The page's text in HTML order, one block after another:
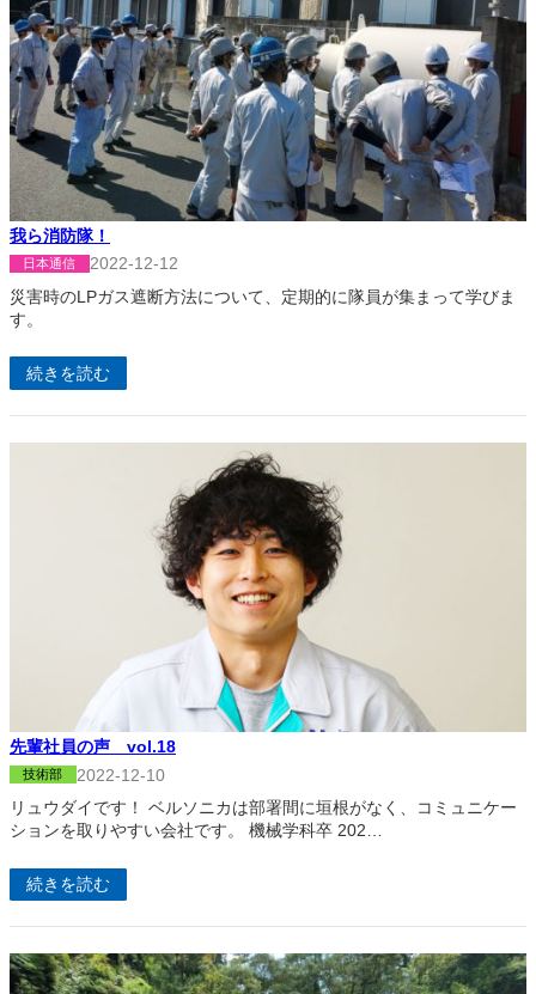
我ら消防隊！
日本通信
2022-12-12
災害時のLPガス遮断方法について、定期的に隊員が集まって学びま
す。
続きを読む
先輩社員の声 vol.18
技術部
2022-12-10
リュウダイです！ ベルソニカは部署間に垣根がなく、コミュニケー
ションを取りやすい会社です。 機械学科卒 202…
続きを読む